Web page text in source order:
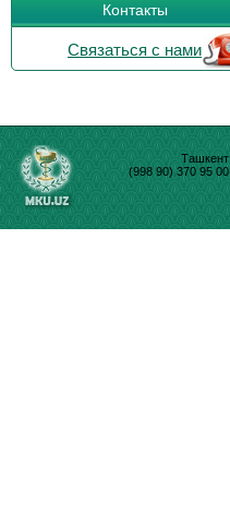
Контакты
Связаться с нами
Ташкент
(998 90) 370 95 00